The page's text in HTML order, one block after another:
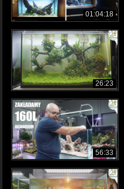
01:04:18
26:23
56:33